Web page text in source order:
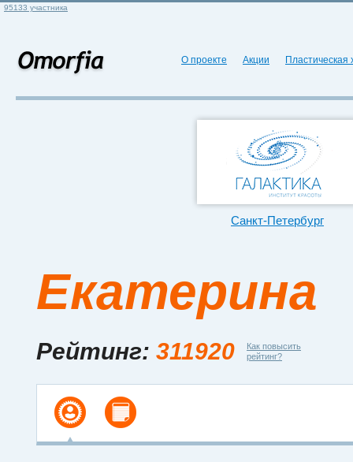
95133 участника
О проекте Акции Пластическая
Санкт-Петербург
Екатерина
Рейтинг: 311920
Как повысить
рейтинг?